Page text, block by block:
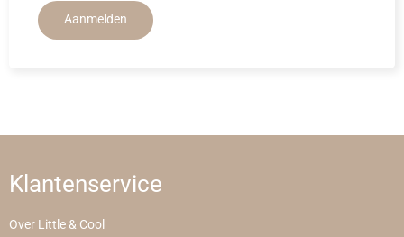
Aanmelden
Klantenservice
Over Little & Cool